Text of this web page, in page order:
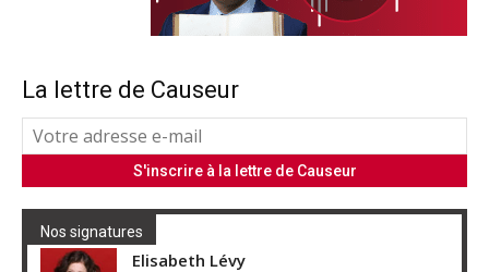
La lettre de Causeur
Nos signatures
Elisabeth Lévy